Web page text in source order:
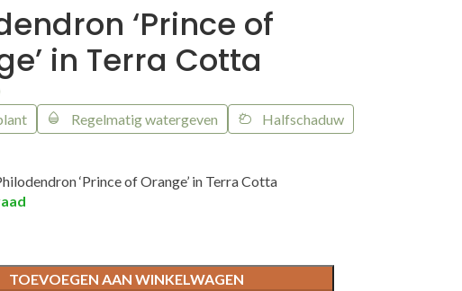
‘Prince of
in Terra Cotta
Regelmatig watergeven Halfschaduw
‘Prince of Orange’ in Terra Cotta
TOEVOEGEN AAN WINKELWAGEN